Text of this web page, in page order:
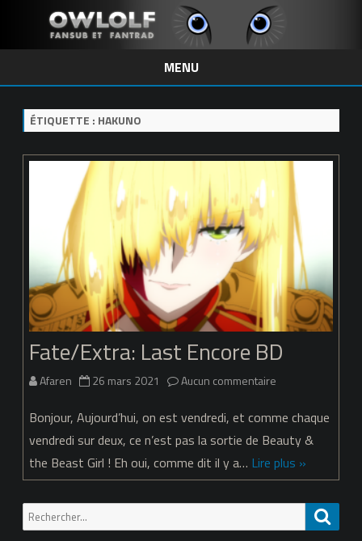
MENU
Skip
to
ÉTIQUETTE : HAKUNO
Fate/Extra: Last Encore BD
Afaren 26 mars 2021 Aucun commentaire
Last
Encore
Bonjour, Aujourd’hui, on est vendredi, et comme chaque
vendredi sur deux, ce n’est pas la sortie de Beauty &
the Beast Girl ! Eh oui, comme dit il y a… Lire plus »
Recherche
pour: